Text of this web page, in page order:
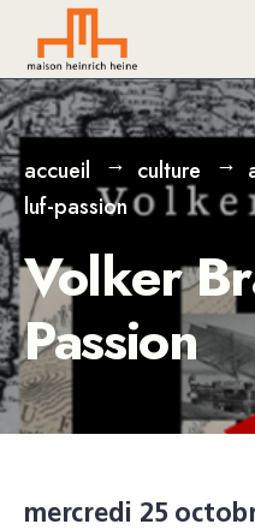
content
accueil culture
luf-passion
Volker
Passion
mercredi 25